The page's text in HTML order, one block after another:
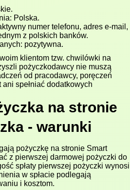
Polska.
numer telefonu, adres e-mail,
z polskich banków.
pozytywna.
klientom tzw. chwilówki na
pożyczkodawcy nie muszą
od pracodawcy, poręczeń
spełniać dodatkowych
na stronie
- warunki
pożyczkę na stronie Smart
z pierwszej darmowej pożyczki do
spłaty pierwszej pożyczki wynosi
w spłacie podlegają
i kosztom.